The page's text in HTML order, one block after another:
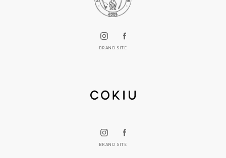
BRAND SITE
BRAND SITE